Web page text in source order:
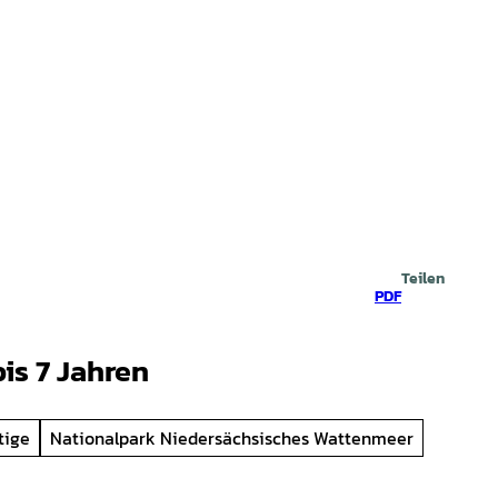
PDF
Teilen
7 Jahren
Nationalpark Niedersächsisches Wattenmeer